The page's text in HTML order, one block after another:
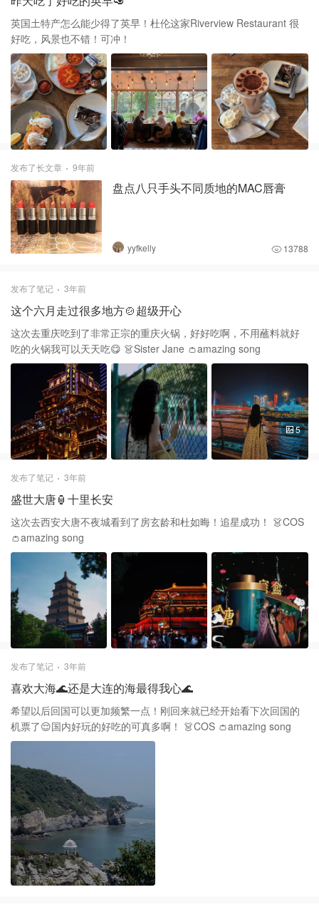
英国土特产怎么能少得了英早！杜伦这家Riverview Restaurant 很
好吃，风景也不错！可冲！
发布了长文章 9年前
盘点八只手头不同质地的MAC唇膏
yyfkelly 13788
发布了笔记 3年前
这个六月走过很多地方🍲超级开心
这次去重庆吃到了非常正宗的重庆火锅，好好吃啊，不用蘸料就好
吃的火锅我可以天天吃😋 👗Sister Jane 👛amazing song
5
发布了笔记 3年前
盛世大唐🏮十里长安
这次去西安大唐不夜城看到了房玄龄和杜如晦！追星成功！ 👗COS
👛amazing song
发布了笔记 3年前
喜欢大海🌊还是大连的海最得我心🌊
希望以后回国可以更加频繁一点！刚回来就已经开始看下次回国的
机票了😌国内好玩的好吃的可真多啊！ 👗COS 👛amazing song